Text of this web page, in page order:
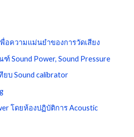
อความแม่นยำของการวัดเสียง
Sound Power, Sound Pressure
บ Sound calibrator
โดยห้องปฏิบัติการ Acoustic